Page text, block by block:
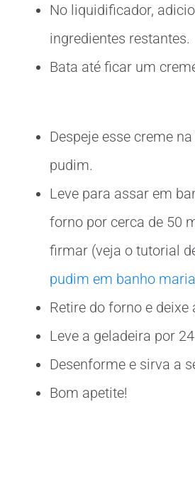
No liquidificador,
ingredientes restantes.
Bata até ficar um
Despeje esse creme
pudim.
Leve para assar em
forno por cerca de 50
firmar (veja o tutorial
pudim em banho maria
Retire do forno e deixe
Leve a geladeira por
Desenforme e sirva a
Bom apetite!